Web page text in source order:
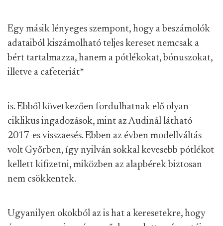
Egy másik lényeges szempont, hogy a beszámolók
adataiból kiszámolható teljes kereset nemcsak a
bért tartalmazza, hanem a pótlékokat, bónuszokat,
illetve a cafeteriát*
is. Ebből következően fordulhatnak elő olyan
ciklikus ingadozások, mint az Audinál látható
2017-es visszaesés. Ebben az évben modellváltás
volt Győrben, így nyilván sokkal kevesebb pótlékot
kellett kifizetni, miközben az alapbérek biztosan
nem csökkentek.
Ugyanilyen okokból az is hat a keresetekre, hogy